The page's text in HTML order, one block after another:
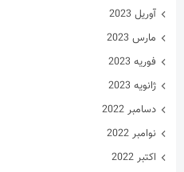
آوریل 2023
مارس 2023
فوریه 2023
ژانویه 2023
دسامبر 2022
نوامبر 2022
اکتبر 2022